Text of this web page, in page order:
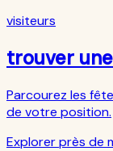
visiteurs
trouver
Parcourez les
de votre position.
Explorer près de